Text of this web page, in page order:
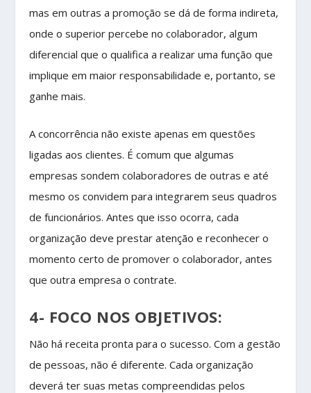
mas em outras a promoção se dá de forma indireta,
onde o superior percebe no colaborador, algum
diferencial que o qualifica a realizar uma função que
implique em maior responsabilidade e, portanto, se
ganhe mais.
A concorrência não existe apenas em questões
ligadas aos clientes. É comum que algumas
empresas sondem colaboradores de outras e até
mesmo os convidem para integrarem seus quadros
de funcionários. Antes que isso ocorra, cada
organização deve prestar atenção e reconhecer o
momento certo de promover o colaborador, antes
que outra empresa o contrate.
4- FOCO NOS OBJETIVOS:
Não há receita pronta para o sucesso. Com a gestão
de pessoas, não é diferente. Cada organização
deverá ter suas metas compreendidas pelos